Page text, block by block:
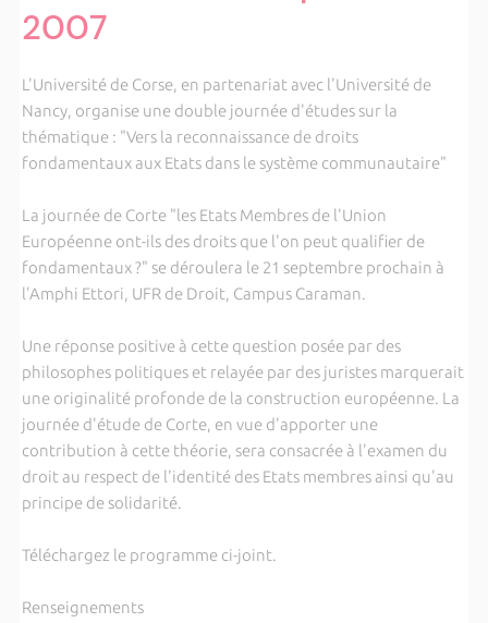
2007
L'Université de Corse, en partenariat avec l'Université de
Nancy, organise une double journée d'études sur la
thématique : "Vers la reconnaissance de droits
fondamentaux aux Etats dans le système communautaire"
La journée de Corte "les Etats Membres de l'Union
Européenne ont-ils des droits que l'on peut qualifier de
fondamentaux ?" se déroulera le 21 septembre prochain à
l'Amphi Ettori, UFR de Droit, Campus Caraman.
Une réponse positive à cette question posée par des
philosophes politiques et relayée par des juristes marquerait
une originalité profonde de la construction européenne. La
journée d'étude de Corte, en vue d'apporter une
contribution à cette théorie, sera consacrée à l'examen du
droit au respect de l'identité des Etats membres ainsi qu'au
principe de solidarité.
Téléchargez le programme ci-joint.
Renseignements